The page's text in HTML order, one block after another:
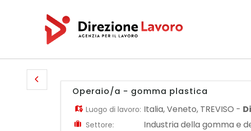
Operaio/a - gomma plastica
Luogo di lavoro: Italia,Veneto, TREVISO -
Settore: Industria della gomma e